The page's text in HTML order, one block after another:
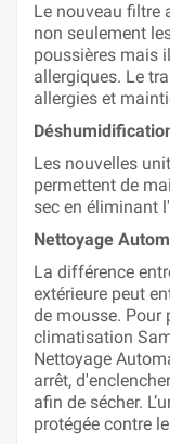
Le nouveau filtre
non seulement
poussières mais
allergiques. Le
allergies et
Les nouvelles
permettent de
sec en éliminant
Nettoyage
La différence
extérieure peut
de mousse. Pour
climatisation
Nettoyage
arrêt,
afin de sécher.
protégée contre